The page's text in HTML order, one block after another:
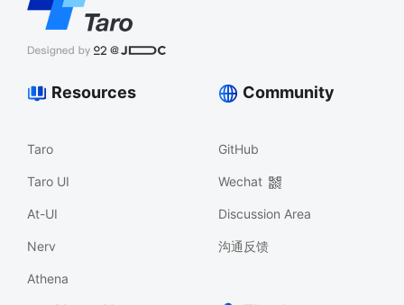
Resources
Taro
Taro UI
At-UI
Nerv
Athena
Community
GitHub
Wechat
Discussion Area
沟通反馈